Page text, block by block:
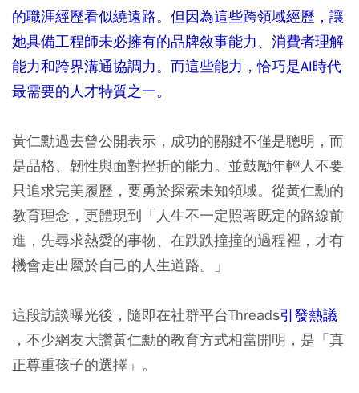
的職涯經歷看似繞遠路。但因為這些跨領域經歷，讓
她具備工程師未必擁有的品牌敘事能力、消費者理解
能力和跨界溝通協調力。而這些能力，恰巧是AI時代
最需要的人才特質之一。
黃仁勳過去曾公開表示，成功的關鍵不僅是聰明，而
是品格、韌性與面對挫折的能力。並鼓勵年輕人不要
只追求完美履歷，要勇於探索未知領域。從黃仁勳的
教育理念，更體現到「人生不一定照著既定的路線前
進，先尋求熱愛的事物、在跌跌撞撞的過程裡，才有
機會走出屬於自己的人生道路。」
這段訪談曝光後，隨即在社群平台Threads引發熱議
，不少網友大讚黃仁勳的教育方式相當開明，是「真
正尊重孩子的選擇」。